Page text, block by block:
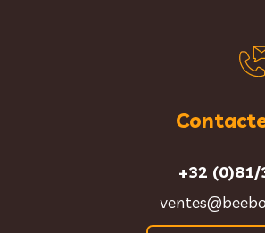
+32